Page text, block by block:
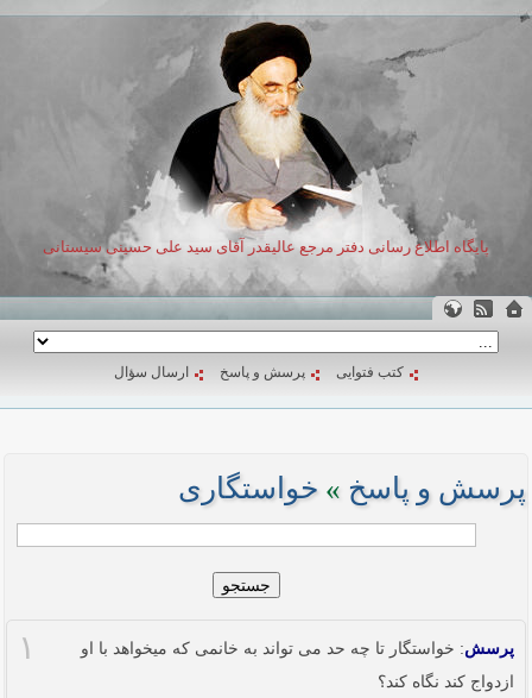
پایگاه اطلاع رسانی دفتر مرجع عالیقدر آقای سید علی حسینی سیستانی
کتب فتوایی پرسش و پاسخ ارسال سؤال
پرسش و پاسخ » خواستگاری
جستجو
۱ پرسش: خواستگار تا چه حد می تواند به خانمی که میخواهد با او
ازدواج کند نگاه کند؟